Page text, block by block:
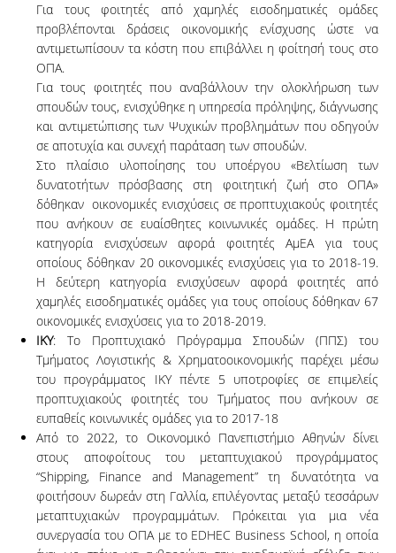
Για τους φοιτητές από χαμηλές εισοδηματικές ομάδες
προβλέπονται δράσεις οικονομικής ενίσχυσης ώστε να
αντιμετωπίσουν τα κόστη που επιβάλλει η φοίτησή τους στο
ΟΠΑ.
Για τους φοιτητές που αναβάλλουν την ολοκλήρωση των
σπουδών τους, ενισχύθηκε η υπηρεσία πρόληψης, διάγνωσης
και αντιμετώπισης των Ψυχικών προβλημάτων που οδηγούν
σε αποτυχία και συνεχή παράταση των σπουδών.
Στο πλαίσιο υλοποίησης του υποέργου «Βελτίωση των
δυνατοτήτων πρόσβασης στη φοιτητική ζωή στο ΟΠΑ»
δόθηκαν οικονομικές ενισχύσεις σε προπτυχιακούς φοιτητές
που ανήκουν σε ευαίσθητες κοινωνικές ομάδες. Η πρώτη
κατηγορία ενισχύσεων αφορά φοιτητές ΑμΕΑ για τους
οποίους δόθηκαν 20 οικονομικές ενισχύσεις για το 2018-19.
Η δεύτερη κατηγορία ενισχύσεων αφορά φοιτητές από
χαμηλές εισοδηματικές ομάδες για τους οποίους δόθηκαν 67
οικονομικές ενισχύσεις για το 2018-2019.
ΙΚΥ: Το Προπτυχιακό Πρόγραμμα Σπουδών (ΠΠΣ) του
Τμήματος Λογιστικής & Χρηματοοικονομικής παρέχει μέσω
του προγράμματος ΙΚΥ πέντε 5 υποτροφίες σε επιμελείς
προπτυχιακούς φοιτητές του Τμήματος που ανήκουν σε
ευπαθείς κοινωνικές ομάδες για το 2017-18
Από το 2022, το Οικονομικό Πανεπιστήμιο Αθηνών δίνει
στους αποφοίτους του μεταπτυχιακού προγράμματος
“Shipping, Finance and Management” τη δυνατότητα να
φοιτήσουν δωρεάν στη Γαλλία, επιλέγοντας μεταξύ τεσσάρων
μεταπτυχιακών προγραμμάτων. Πρόκειται για μια νέα
συνεργασία του ΟΠΑ με το EDHEC Business School, η οποία